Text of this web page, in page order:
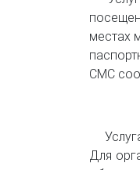
местах
СМС
Для